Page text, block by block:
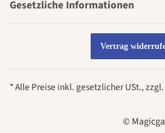
Gesetzliche Informationen
Vertrag
* Alle Preise inkl. gesetzlicher USt., zzgl.
©